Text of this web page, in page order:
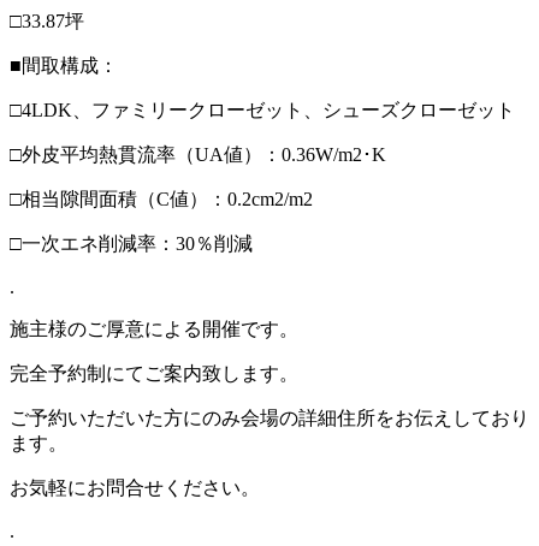
□33.87坪
■間取構成：
□4LDK、ファミリークローゼット、シューズクローゼット
□外皮平均熱貫流率（UA値）：0.36W/m2･K
□相当隙間面積（C値）：0.2cm2/m2
□一次エネ削減率：30％削減
.
施主様のご厚意による開催です。
完全予約制にてご案内致します。
ご予約いただいた方にのみ会場の詳細住所をお伝えしており
ます。
お気軽にお問合せください。
.